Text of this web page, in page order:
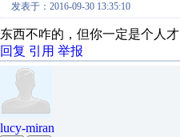
发表于：2016-09-30 13:35:10
东西不咋的，但你一定是个人才
回复 引用 举报
lucy-miran